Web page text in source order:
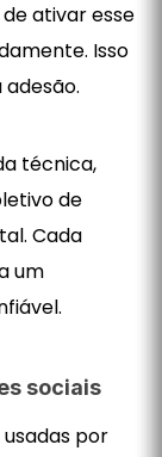
ativar esse
Isso
técnica,
de
Cada
um
sociais
por